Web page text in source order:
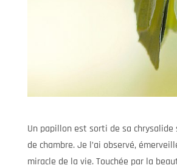
Un papillon est sorti de sa chrysalide
de chambre. Je l’ai observé,
miracle de la vie. Touchée par la